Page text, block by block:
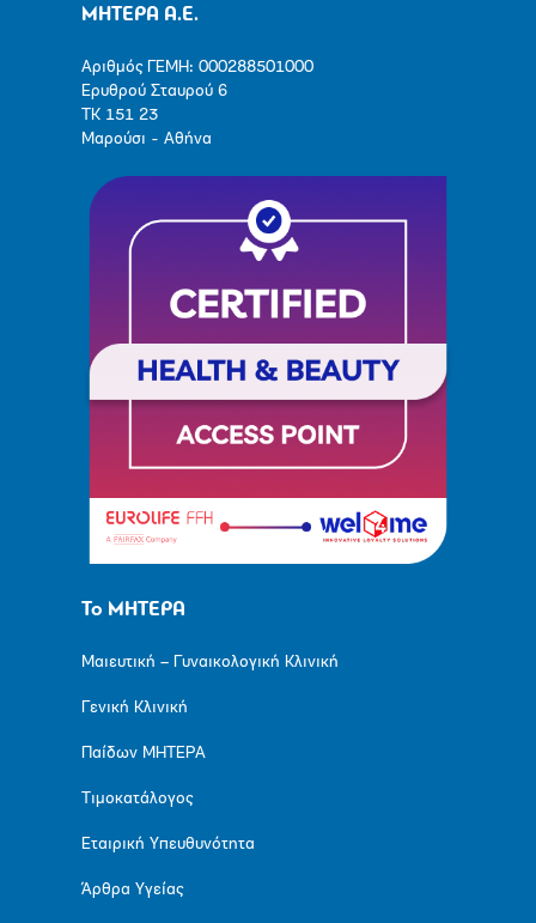
ΜΗΤΕΡΑ Α.Ε.
Αριθμός ΓΕΜΗ: 000288501000
Ερυθρού Σταυρού 6
ΤΚ 151 23
Μαρούσι - Αθήνα
Το ΜΗΤΕΡΑ
Μαιευτική – Γυναικολογική Κλινική
Γενική Κλινική
Παίδων ΜΗΤΕΡΑ
Τιμοκατάλογος
Εταιρική Υπευθυνότητα
Άρθρα Υγείας